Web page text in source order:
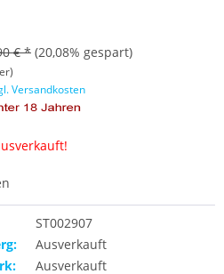
€ * (20,08% gespart)
Versandkosten
ST002907
Ausverkauft
Ausverkauft